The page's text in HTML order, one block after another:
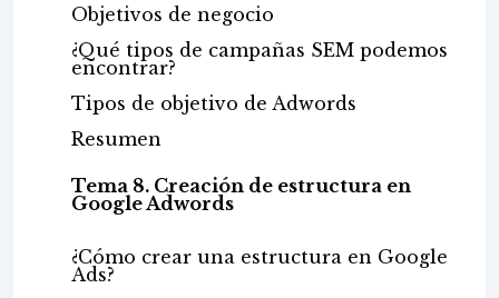
Objetivos de negocio
¿Qué tipos de campañas SEM podemos
encontrar?
Tipos de objetivo de Adwords
Resumen
Tema 8. Creación de estructura en
Google Adwords
¿Cómo crear una estructura en Google
Ads?